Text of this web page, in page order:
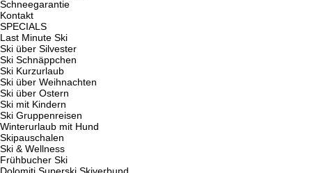
Schneegarantie
Kontakt
SPECIALS
Last Minute Ski
Ski über Silvester
Ski Schnäppchen
Ski Kurzurlaub
Ski über Weihnachten
Ski über Ostern
Ski mit Kindern
Ski Gruppenreisen
Winterurlaub mit Hund
Skipauschalen
Ski & Wellness
Frühbucher Ski
Dolomiti Superski Skiverbund